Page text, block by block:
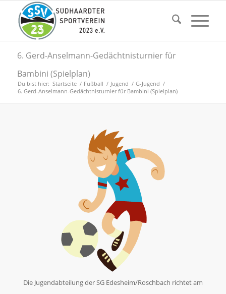
6. Gerd-Anselmann-Gedächtnisturnier für
Bambini (Spielplan)
Du bist hier: Startseite / Fußball / Jugend / G-Jugend /
6. Gerd-Anselmann-Gedächtnisturnier für Bambini (Spielplan)
Die Jugendabteilung der SG Edesheim/Roschbach richtet am